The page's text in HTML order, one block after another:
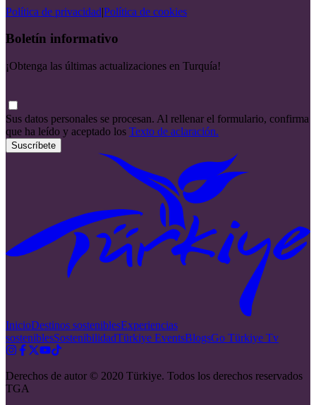
Política de privacidad|Política de cookies
Boletín informativo
¡Obtenga las últimas actualizaciones en Turquía!
Sus datos personales se procesan. Al rellenar el formulario, confirma
que ha leído y aceptado los Texto de aclaración.
Suscríbete
InicioDestinos sosteniblesExperiencias
sosteniblesSostenibilidadTürkiye EventsBlogsGo Türkiye Tv
Derechos de autor © 2020 Türkiye. Todos los derechos reservados
TGA